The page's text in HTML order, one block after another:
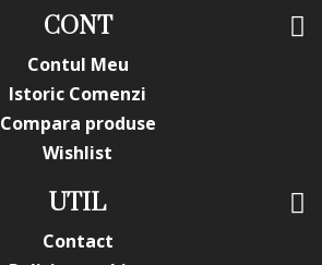
CONT
Contul Meu
Istoric Comenzi
Compara produse
Wishlist
UTIL
Contact